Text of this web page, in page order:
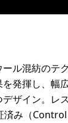
ル混紡のテ
発揮し、幅
ザイン。レ
済み（